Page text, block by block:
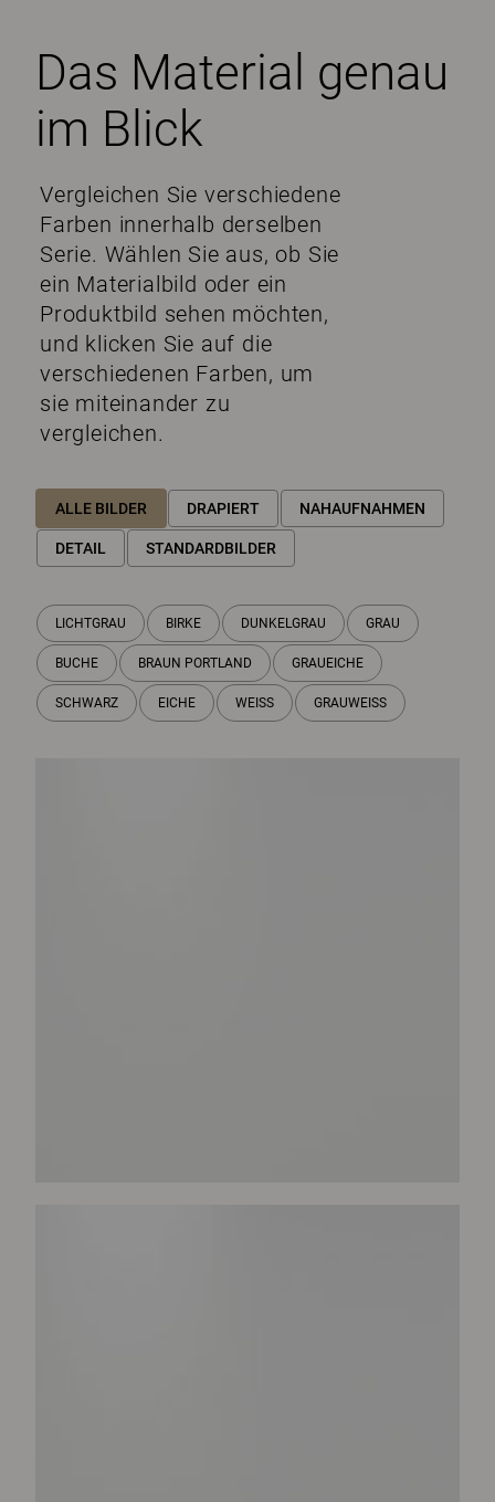
Das Material genau
im Blick
Vergleichen Sie verschiedene
Farben innerhalb derselben
Serie. Wählen Sie aus, ob Sie
ein Materialbild oder ein
Produktbild sehen möchten,
und klicken Sie auf die
verschiedenen Farben, um
sie miteinander zu
vergleichen.
ALLE BILDER DRAPIERT NAHAUFNAHMEN
DETAIL STANDARDBILDER
LICHTGRAU BIRKE DUNKELGRAU GRAU
BUCHE BRAUN PORTLAND GRAUEICHE
SCHWARZ EICHE WEISS GRAUWEISS